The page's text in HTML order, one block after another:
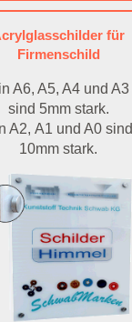
für
Firmenschild
A6, A5, A4 und A3
sind 5mm stark.
A2, A1 und A0 sind
10mm stark.